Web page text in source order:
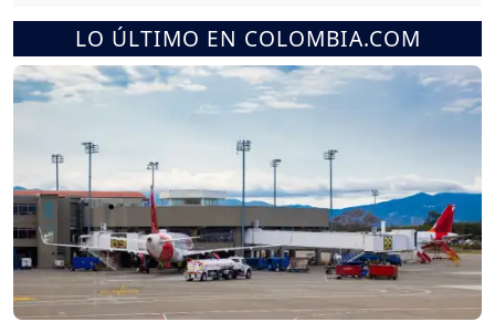
LO ÚLTIMO EN COLOMBIA.COM